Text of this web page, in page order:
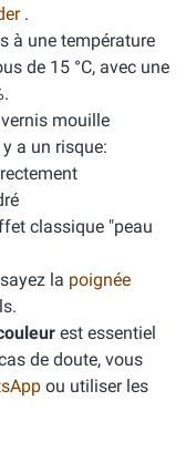
.
à une température
de 15 °C, avec une
mouille
a un risque:
classique "peau
la poignée
est essentiel
de doute, vous
ou utiliser les